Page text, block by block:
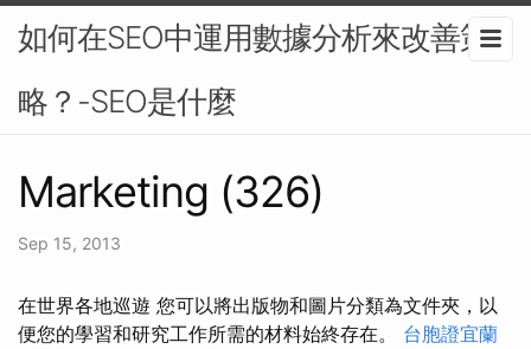
如何在SEO中運用數據分析來改善策
略？-SEO是什麼
Marketing (326)
Sep 15, 2013
在世界各地巡遊 您可以將出版物和圖片分類為文件夾，以
便您的學習和研究工作所需的材料始終存在。 台胞證宜蘭